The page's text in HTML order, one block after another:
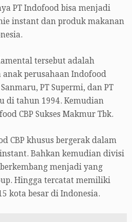
PT Indofood bisa menjadi
instant dan produk makanan
tersebut adalah
anak perusahaan Indofood
PT Supermi, dan PT
di tahun 1994. Kemudian
CBP Sukses Makmur Tbk.
CBP khusus bergerak dalam
Bahkan kemudian divisi
menjadi yang
Hingga tercatat memiliki
kota besar di Indonesia.